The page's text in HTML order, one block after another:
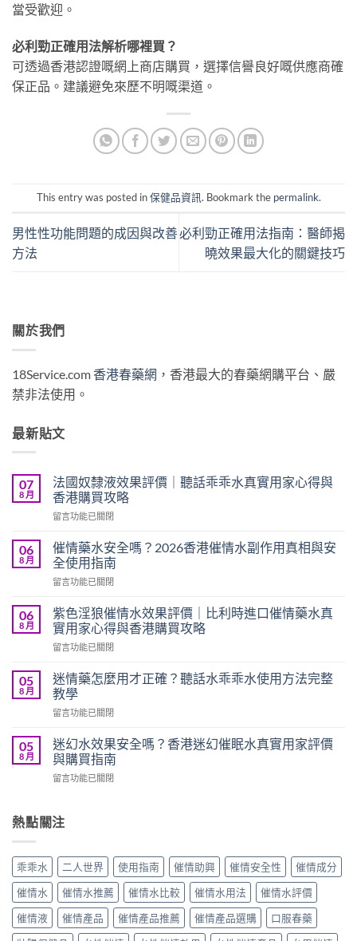
當受歡迎。
必利勁正確用法解析哪裡買？
可透過香港認證嘅網上商店購買，選擇信譽良好嘅供應商確
保正品。建議避免來歷不明嘅渠道。
This entry was posted in保健品資訊. Bookmark the permalink.
男性性功能問題的成因與改善
方法
必利勁正確用法指南：醫師揭
曉效果最大化的關鍵技巧
關於我們
18Service.com香港春藥網 ，香港最大的春藥網購平台、嚴
禁非法使用。
最新貼文
07
8 月
法國奴隸液效果評價｜聽話乖乖水真實用家心得與
香港購買攻略
在
國
奴
隸
液
果
評
價
｜
話
乖
水
實
用
家
與
香
購
攻
略〉
中
留言功能已關閉
06
8 月
催情藥水安全嗎？2026香港催情水副作用真相與安
全使用指南
在
情
藥
水
安
嗎？
2026
香
港
情
水
作
相
使
指
南〉
中
留言功能已關閉
06
8 月
紫色淫狼催情水效果評價｜比利時進口催情藥水真
實用家心得與香港購買攻略
在
色
淫
狼
催
水
效
果
評
比
口
情
水
留言功能已關閉
05
8 月
迷情藥怎麼用才正確？聽話水乖乖水使用方法完整
教學
在
情
藥
怎
麼
正
話
水
乖
使
留言功能已關閉
05
8 月
迷幻水效果安全嗎？香港迷幻催眠水真實用家評價
與購買指南
在
水
效
安
嗎？
香
港
迷
留言功能已關閉
熱點關注
乖乖水 二人世界 使用指南 催情助興 催情安全性
催情成分
催情水
催情水推薦 催情水比較 催情水用法
催情水評價
催情液
催情產品 催情產品推薦 催情產品選購
口服春藥